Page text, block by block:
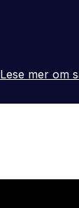
Lese mer om